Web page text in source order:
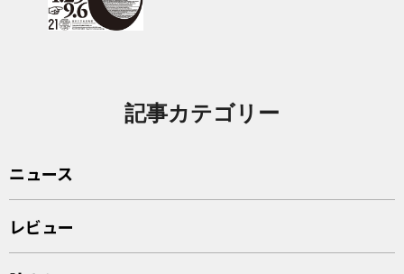
記事カテゴリー
ニュース
レビュー